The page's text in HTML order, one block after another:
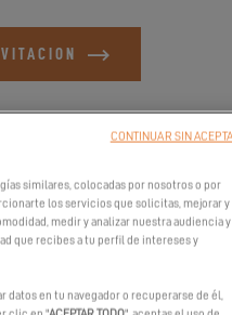
similares, colocadas por nosotros o por
los servicios que solicitas, mejorar y
medir y analizar nuestra audiencia y
que recibes a tu perfil de intereses y
datos en tu navegador o recuperarse de él,
CONTINUAR SIN